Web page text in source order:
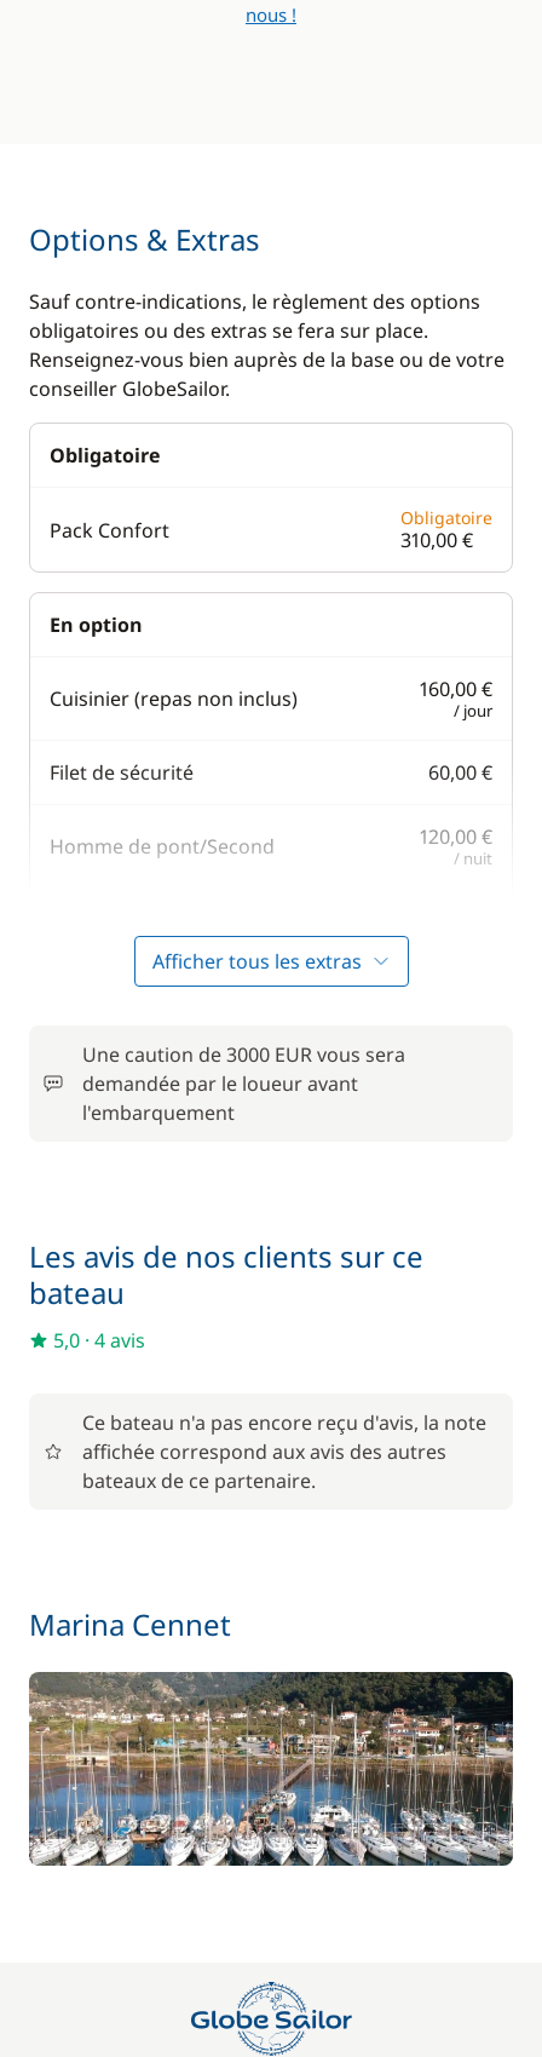
nous !
Options & Extras
Sauf contre-indications, le règlement des options
obligatoires ou des extras se fera sur place.
Renseignez-vous bien auprès de la base ou de votre
conseiller GlobeSailor.
Obligatoire
Pack Confort Obligatoire
310,00 €
En option
Cuisinier (repas non inclus) 160,00 €
/ jour
Filet de sécurité 60,00 €
Homme de pont/Second 120,00 €
/ nuit
Hôtesse (repas non inclus)
Paddle
Wifi
Afficher tous les extras
Une caution de 3000 EUR vous sera
demandée par le loueur avant
l'embarquement
Les avis de nos clients sur ce
bateau
5,0 · 4 avis
Ce bateau n'a pas encore reçu d'avis, la note
affichée correspond aux avis des autres
bateaux de ce partenaire.
Marina Cennet